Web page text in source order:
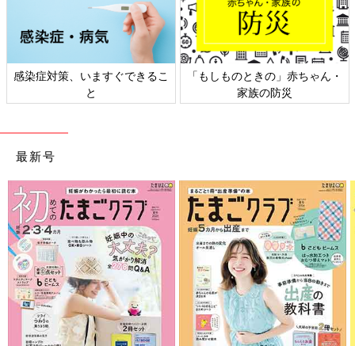
感染症対策、いますぐできるこ
と
「もしものときの」赤ちゃん・
家族の防災
最新号